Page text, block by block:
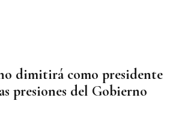
dimitirá como presidente
presiones del Gobierno